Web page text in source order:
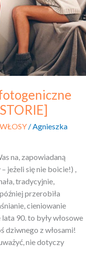
WŁOSY / Agnieszka
na, zapowiadaną
jeżeli się nie boicie!) ,
tradycyjnie,
przerobiła
cieniowanie
90. to były włosowe
dziwnego z włosami!
nie dotyczy